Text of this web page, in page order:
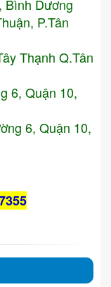
Bình Dương
P.Tân
Thạnh Q.Tân
6, Quận 10,
6, Quận 10,